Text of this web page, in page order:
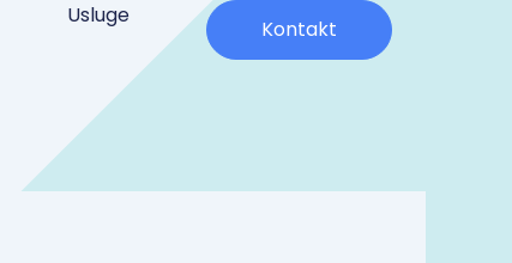
Usluge
Kontakt